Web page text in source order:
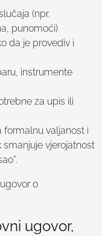
(npr.
punomoći)
da je provediv i
instrumente
za upis ili
formalnu valjanost i
smanjuje vjerojatnost
ugovor,